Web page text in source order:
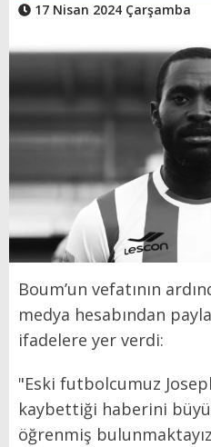
17 Nisan 2024 Çarşamba
Boum’un vefatının
medya hesabından
ifadelere yer verdi:
"Eski futbolcumuz
kaybettiği haberini
öğrenmiş